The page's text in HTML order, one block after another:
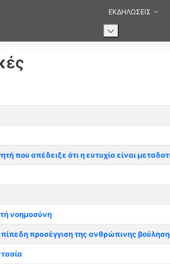
ΕΚΔΗΛΩΣΕΙΣ
που απέδειξε ότι η ευτυχία είναι
νοημοσύνη
προσέγγιση της ανθρώπινης